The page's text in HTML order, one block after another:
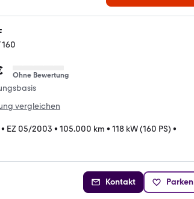
160
Ohne Bewertung
vergleichen
• EZ 05/2003 • 105.000 km • 118 kW (160 PS) •
Kontakt Parken